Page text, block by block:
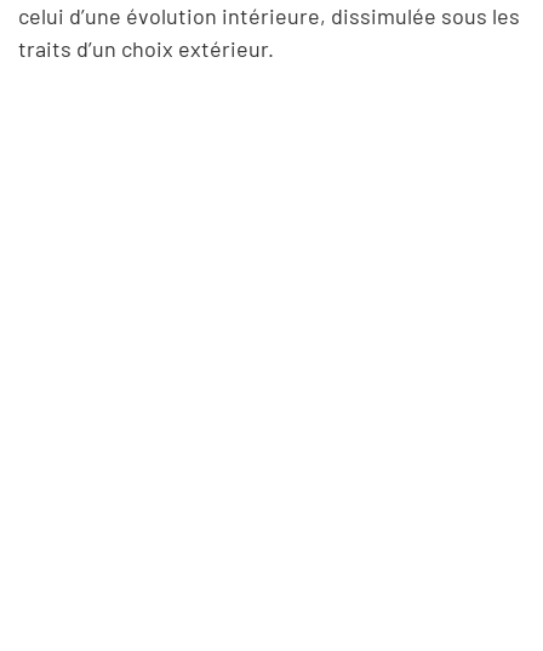
celui d’une évolution intérieure, dissimulée sous les
traits d’un choix extérieur.